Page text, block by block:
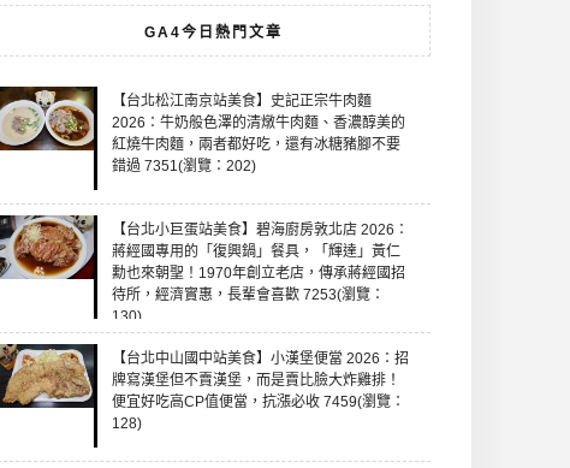
GA4今日熱門文章
【台北松江南京站美食】史記正宗牛肉麵
2026：牛奶般色澤的清燉牛肉麵、香濃醇美的
紅燒牛肉麵，兩者都好吃，還有冰糖豬腳不要
錯過 7351(瀏覽：202)
【台北小巨蛋站美食】碧海廚房敦北店 2026：
蔣經國專用的「復興鍋」餐具，「輝達」黃仁
勳也來朝聖！1970年創立老店，傳承蔣經國招
待所，經濟實惠，長輩會喜歡 7253(瀏覽：
130)
【台北中山國中站美食】小漢堡便當 2026：招
牌寫漢堡但不賣漢堡，而是賣比臉大炸雞排！
便宜好吃高CP值便當，抗漲必收 7459(瀏覽：
128)